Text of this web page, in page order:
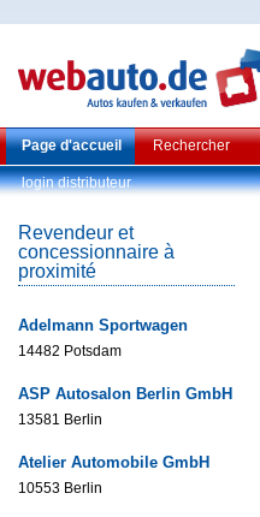
Page d'accueil Rechercher
login distributeur
Revendeur et
concessionnaire à
proximité
Adelmann Sportwagen
14482 Potsdam
ASP Autosalon Berlin GmbH
13581 Berlin
Atelier Automobile GmbH
10553 Berlin